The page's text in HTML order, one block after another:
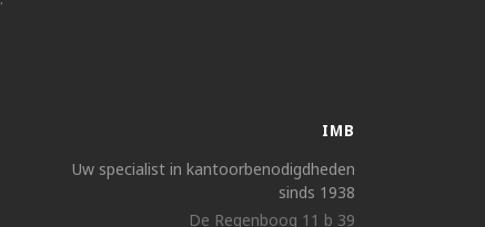
IMB
Uw specialist in kantoorbenodigdheden
sinds 1938
De Regenboog 11 b 39